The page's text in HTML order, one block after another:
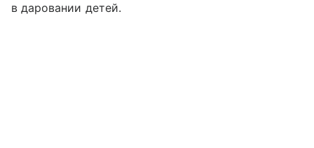
в даровании детей.